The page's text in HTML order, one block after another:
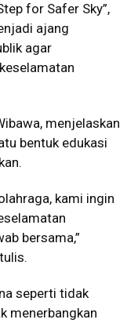
for Safer Sky”,
ajang
agar
menjelaskan
bentuk edukasi
kami ingin
bersama,”
seperti tidak
menerbangkan